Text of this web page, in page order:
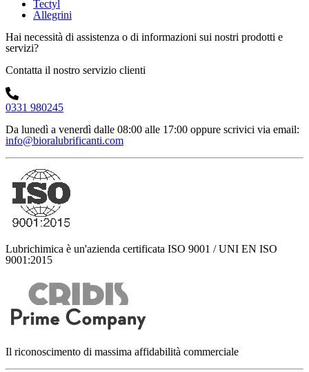
Tectyl
Allegrini
Hai necessità di assistenza o di informazioni sui nostri prodotti e
servizi?
Contatta il nostro servizio clienti
0331 980245
Da lunedì a venerdì dalle 08:00 alle 17:00 oppure scrivici via email:
info@bioralubrificanti.com
Lubrichimica è un'azienda certificata ISO 9001 / UNI EN ISO
9001:2015
Il riconoscimento di massima affidabilità commerciale